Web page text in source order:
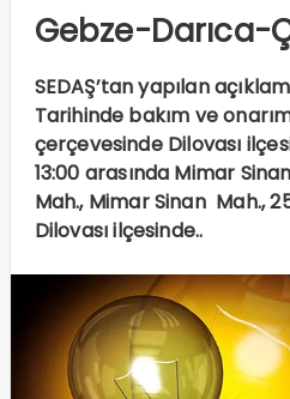
Gebze-Darıca-
SEDAŞ’tan yapılan
Tarihinde bakım ve
çerçevesinde Dilovası
13:00 arasında Mimar
Mah., Mimar Sinan Mah.,
Dilovası ilçesinde..